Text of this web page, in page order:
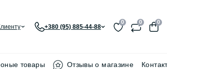
+380 (95) 885-44-88
0 0 0
товары Отзывы о магазине Контакти